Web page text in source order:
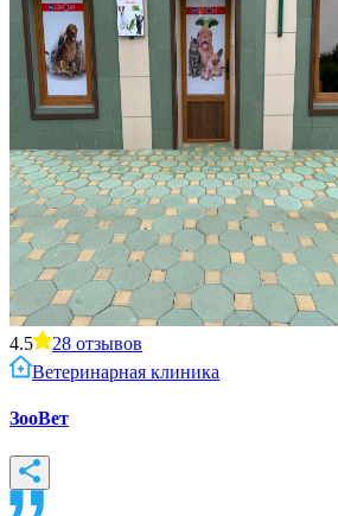
4.5 28 отзывов
Ветеринарная клиника
ЗооВет